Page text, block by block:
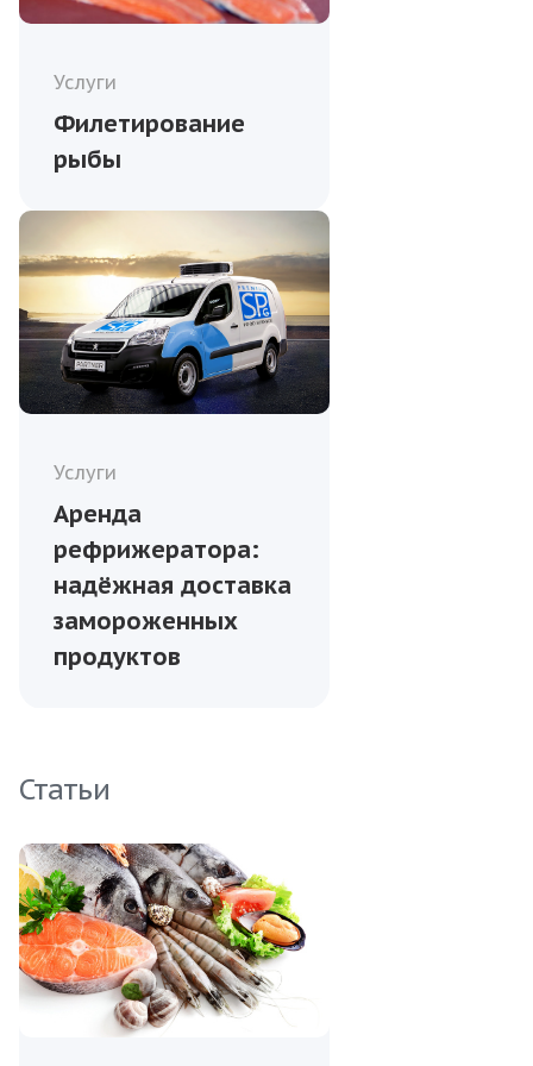
Услуги
Филетирование
рыбы
Услуги
Аренда
рефрижератора:
надёжная доставка
замороженных
продуктов
Статьи